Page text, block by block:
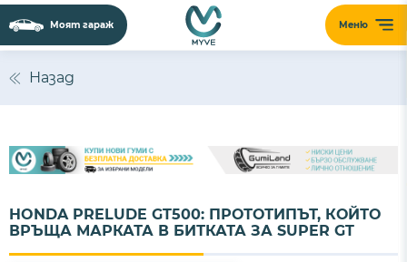
Меню
Моят гараж
Назад
HONDA PRELUDE GT500: ПРОТОТИПЪТ, КОЙТО
ВРЪЩА МАРКАТА В БИТКАТА ЗА SUPER GT